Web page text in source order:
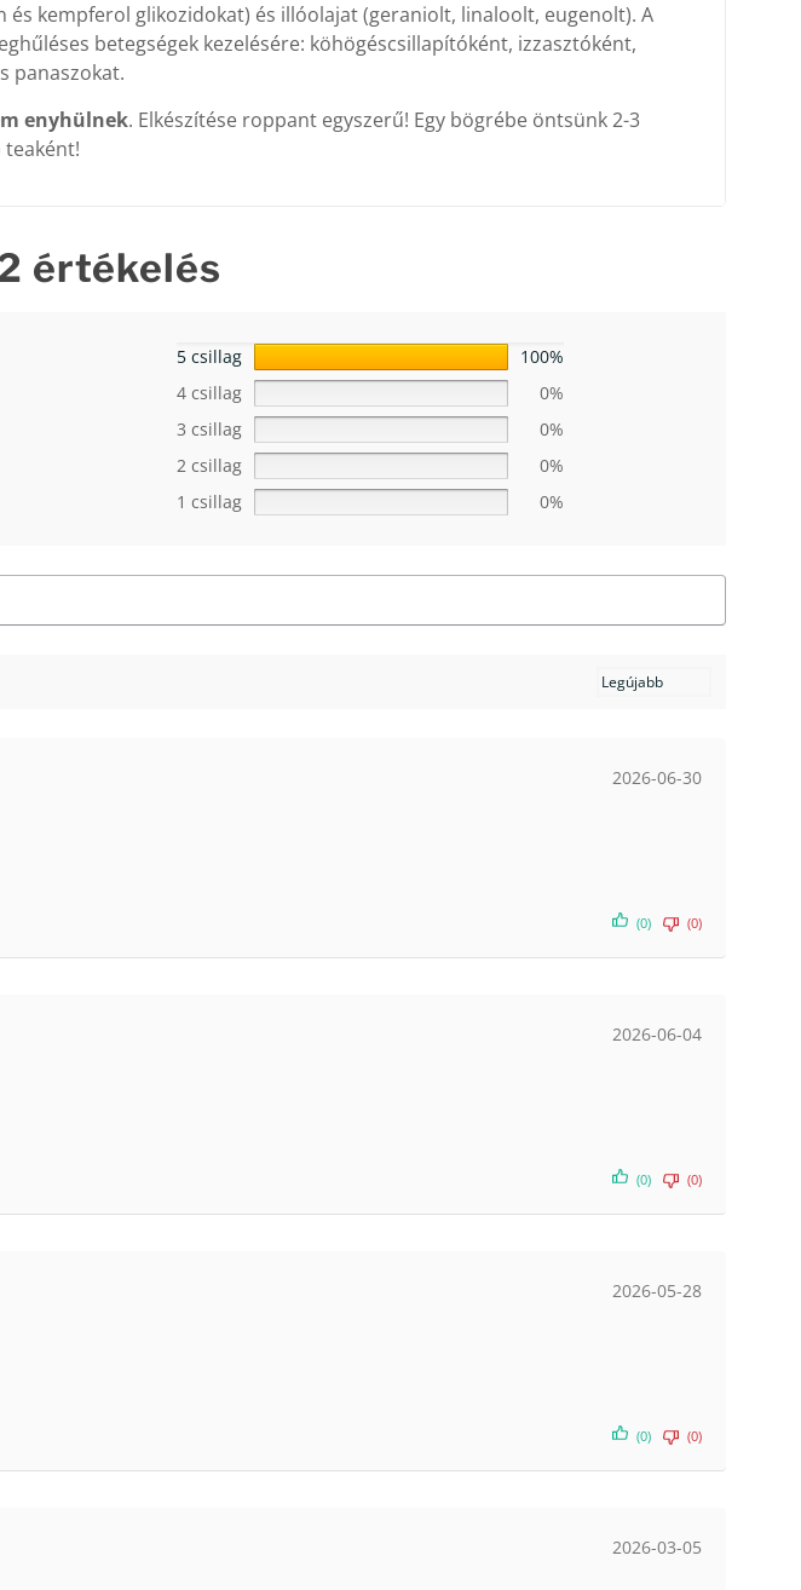
kempferol glikozidokat) és illóolajat (geraniolt, linaloolt, eugenolt). A
betegségek kezelésére: köhögéscsillapítóként, izzasztóként,
panaszokat.
enyhülnek. Elkészítése roppant egyszerű! Egy bögrébe öntsünk 2-3
értékelés
5 csillag
100%
4 csillag
0%
3 csillag
0%
2 csillag
0%
1 csillag
0%
2026-06-30
(0) (0)
2026-06-04
(0) (0)
2026-05-28
(0) (0)
2026-03-05